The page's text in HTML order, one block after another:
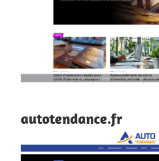
autotendance.fr